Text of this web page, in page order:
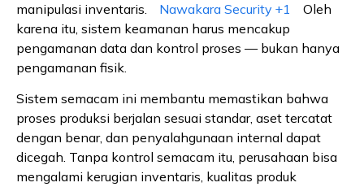
manipulasi inventaris.
Nawakara Security +1
Oleh
karena itu, sistem keamanan harus mencakup
pengamanan data dan kontrol proses — bukan hanya
pengamanan fisik.
Sistem semacam ini membantu memastikan bahwa
proses produksi berjalan sesuai standar, aset tercatat
dengan benar, dan penyalahgunaan internal dapat
dicegah. Tanpa kontrol semacam itu, perusahaan bisa
mengalami kerugian inventaris, kualitas produk